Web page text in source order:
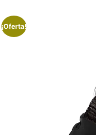
¡Oferta!